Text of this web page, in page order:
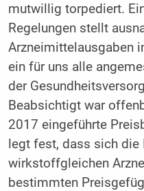
mutwillig torpediert.
Regelungen stellt
Arzneimittelausgaben
ein für uns alle
der
Beabsichtigt war
2017 eingeführte
legt fest, dass sich die
wirkstoffgleichen
bestimmten